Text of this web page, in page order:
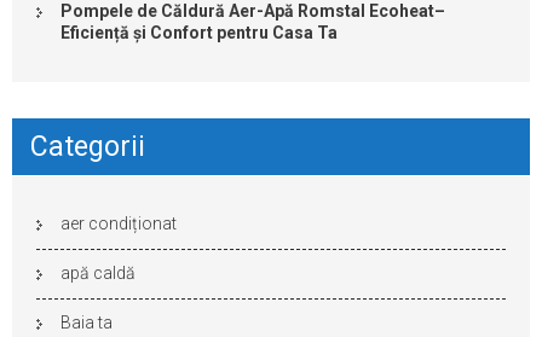
Pompele de Căldură Aer-Apă Romstal Ecoheat–
Eficiență și Confort pentru Casa Ta
Categorii
aer condiționat
apă caldă
Baia ta